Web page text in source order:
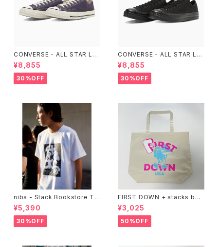
CONVERSE - ALL STAR LG
CY OX （Purple）
¥8,855
30%OFF
CONVERSE - ALL STAR LG
CY OX （ALL BLACK)
¥8,855
30%OFF
nibs - Stack Bookstore Te
e
¥5,390
30%OFF
FIRST DOWN + stacks boo
kstore BIG TOTE
¥3,025
50%OFF